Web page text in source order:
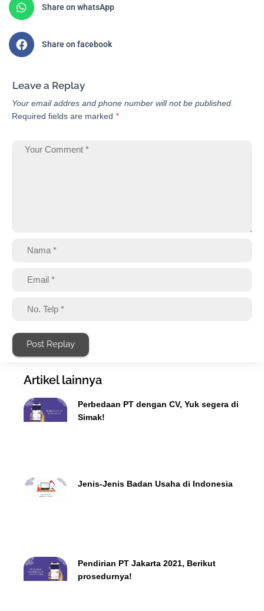
Share on whatsApp
Share on facebook
Leave a Replay
Your email addres and phone number will not be published.
Required fields are marked *
Post Replay
Artikel lainnya
Perbedaan PT dengan CV, Yuk segera di
Simak!
Jenis-Jenis Badan Usaha di Indonesia
Pendirian PT Jakarta 2021, Berikut
prosedurnya!